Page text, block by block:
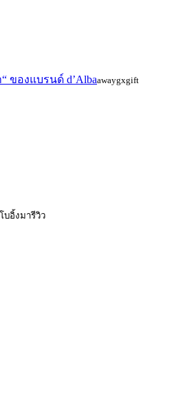
ของแบรนด์ d’Albaawaygxgift
บอิ้งมารีวิว